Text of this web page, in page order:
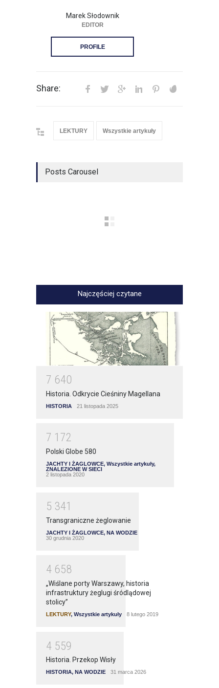
Marek Słodownik
EDITOR
PROFILE
Share:
LEKTURY Wszystkie artykuły
Posts Carousel
Najczęściej czytane
7 640
Historia. Odkrycie Cieśniny Magellana
HISTORIA 21 listopada 2025
7 1 72
Polski Globe 580
JACHTY I ŻAGLOWCE, Wszystkie artykuły,
ZNALEZIONE W SIECI
2 listopada 2020
5 341
Transgraniczne żeglowanie
JACHTY I ŻAGLOWCE, NA WODZIE
30 grudnia 2020
4 658
„Wiślane porty Warszawy, historia
infrastruktury żeglugi śródlądowej
stolicy”
LEKTURY, Wszystkie artykuły 8 lutego 2019
4 559
Historia. Przekop Wisły
HISTORIA, NA WODZIE 31 marca 2026